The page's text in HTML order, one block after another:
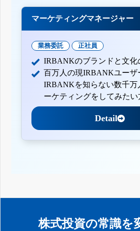
マーケティングマネージャー
業務委託 正社員
IRBANKのブランドと文化
百万人の現IRBANKユーザ
IRBANKを知らない数千万
ーケティングをしてみたい
Detail
株式投資の常識を